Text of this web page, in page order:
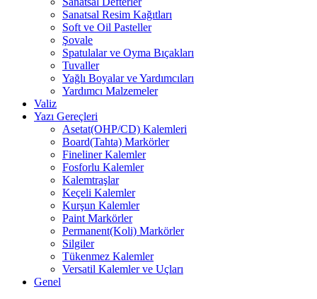
Sanatsal Resim Kağıtları
Soft ve Oil Pasteller
Şovale
Spatulalar ve Oyma Bıçakları
Tuvaller
Yağlı Boyalar ve Yardımcıları
Yardımcı Malzemeler
Valiz
Yazı Gereçleri
Asetat(OHP/CD) Kalemleri
Board(Tahta) Markörler
Fineliner Kalemler
Fosforlu Kalemler
Kalemtraşlar
Keçeli Kalemler
Kurşun Kalemler
Paint Markörler
Permanent(Koli) Markörler
Silgiler
Tükenmez Kalemler
Versatil Kalemler ve Uçları
Genel